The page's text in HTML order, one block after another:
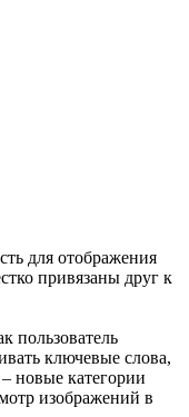
для отображения
привязаны друг к
пользователь
ключевые слова,
новые категории
изображений в